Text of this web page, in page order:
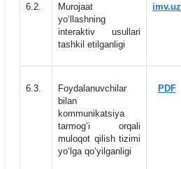
6.2.
Murojaat
yo‘llashning
interaktiv usullari
tashkil etilganligi
imv.uz
6.3.
Foydalanuvchilar
bilan
kommunikatsiya
tarmog‘i orqali
muloqot qilish tizimi
yo‘lga qo‘yilganligi
PDF